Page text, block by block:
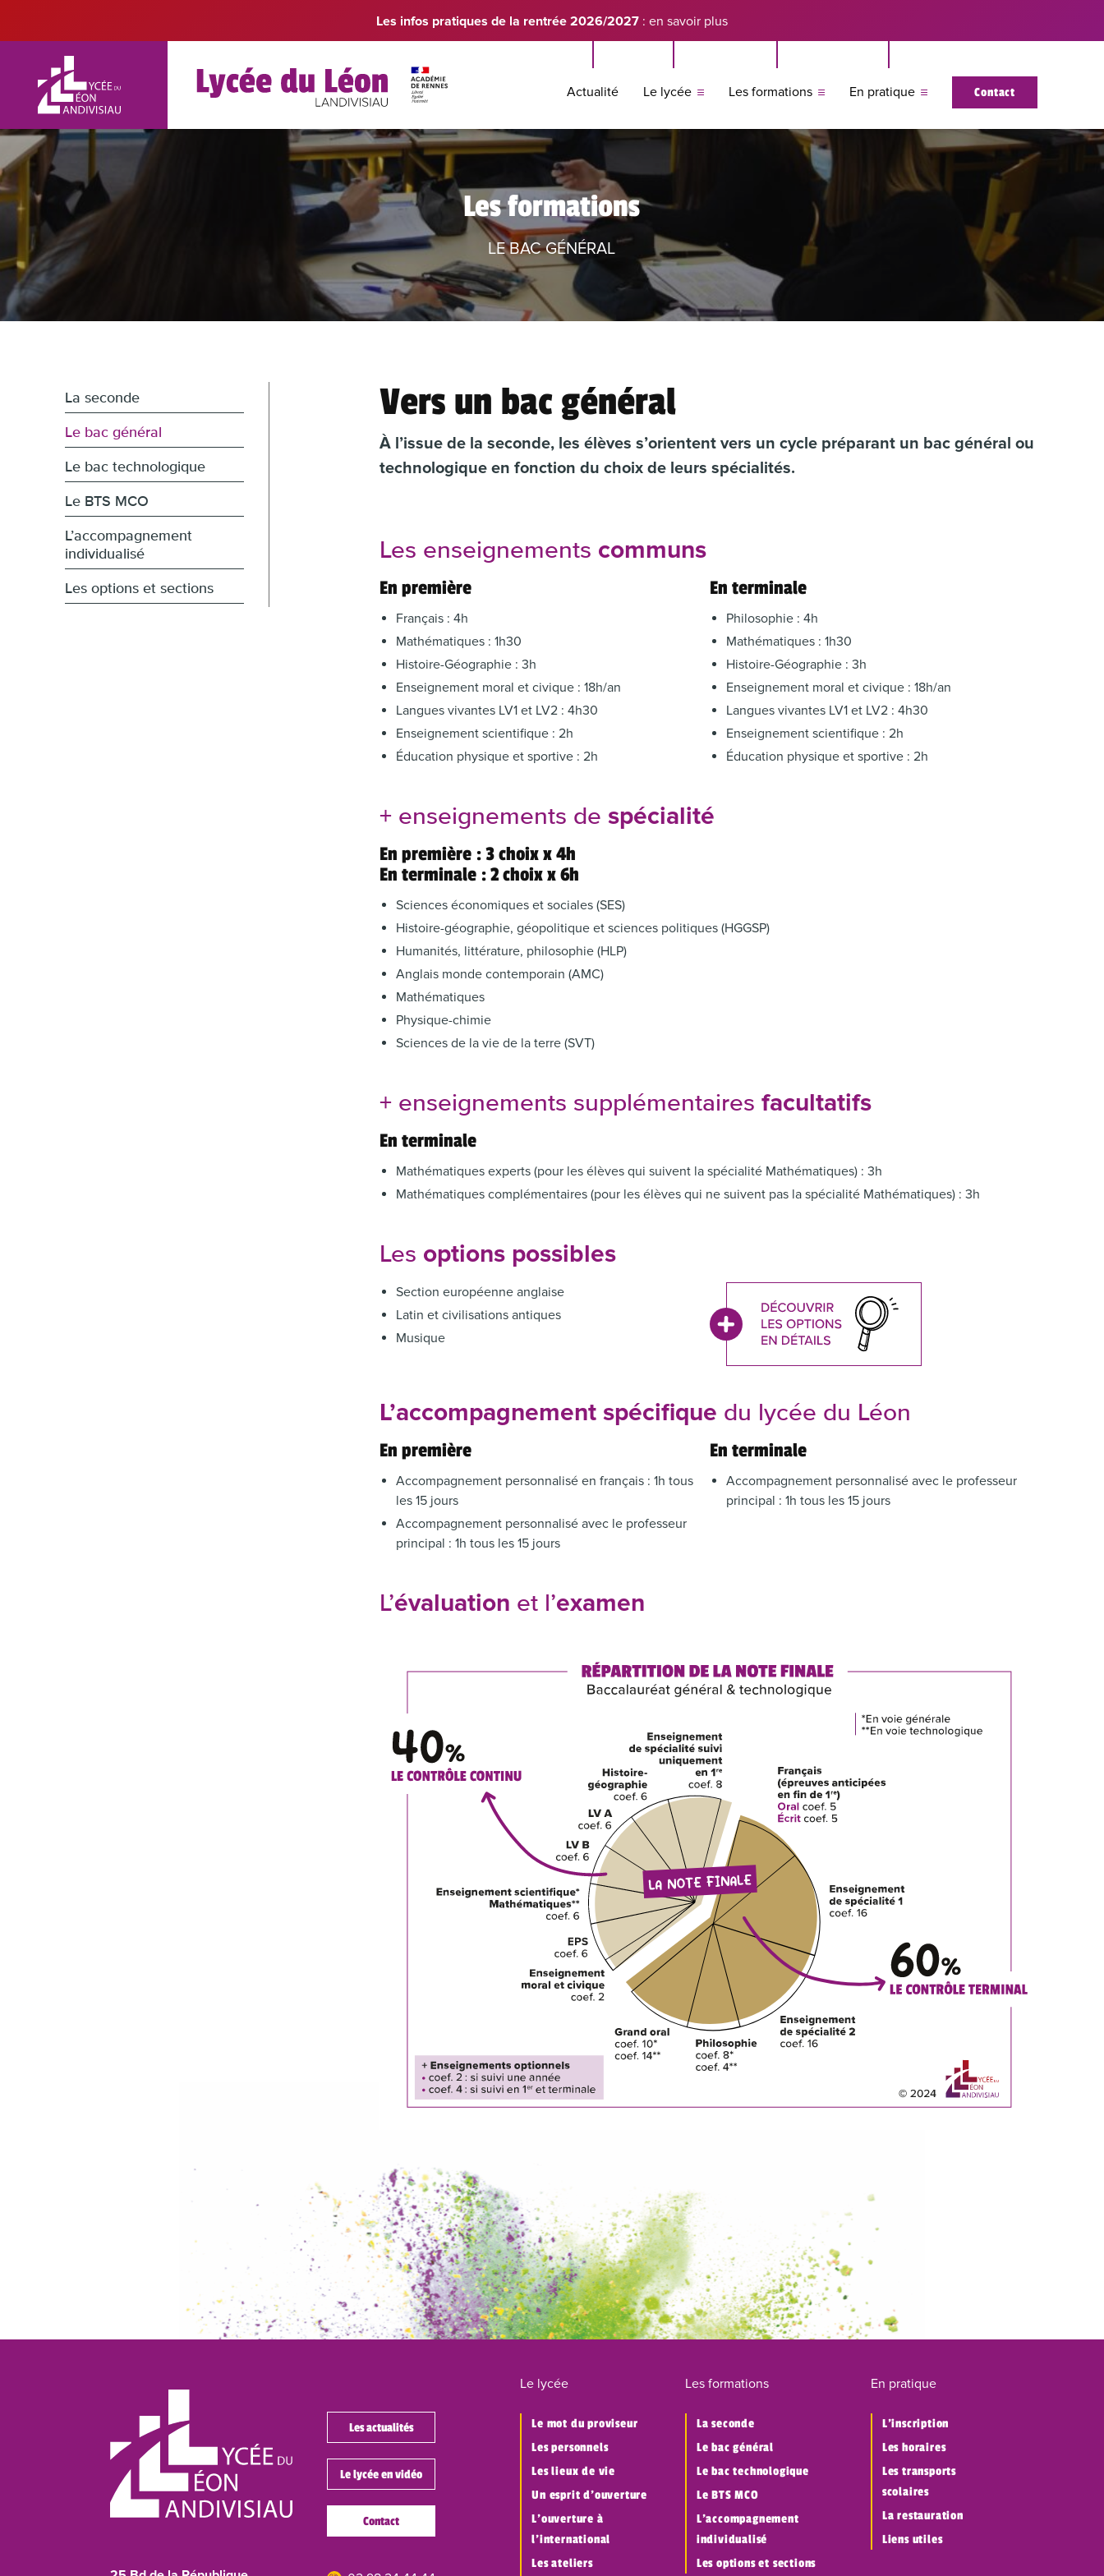
Les infos pratiques de la rentrée 2026/2027 : en savoir plus
Actualité Le lycée Les formations En pratique Contact
Les formations
LE BAC GÉNÉRAL
La seconde
Le bac général
Le bac technologique
Le BTS MCO
L’accompagnement
individualisé
Les options et sections
Vers un bac général
À l’issue de la seconde, les élèves s’orientent vers un cycle préparant un bac général ou
technologique en fonction du choix de leurs spécialités.
Les enseignements communs
En première
Français : 4h
Mathématiques : 1h30
Histoire-Géographie : 3h
Enseignement moral et civique : 18h/an
Langues vivantes LV1 et LV2 : 4h30
Enseignement scientifique : 2h
Éducation physique et sportive : 2h
En terminale
Philosophie : 4h
Mathématiques : 1h30
Histoire-Géographie : 3h
Enseignement moral et civique : 18h/an
Langues vivantes LV1 et LV2 : 4h30
Enseignement scientifique : 2h
Éducation physique et sportive : 2h
+ enseignements despécialité
En première : 3 choix x 4h
En terminale : 2 choix x 6h
Sciences économiques et sociales (SES)
Histoire-géographie, géopolitique et sciences politiques (HGGSP)
Humanités, littérature, philosophie (HLP)
Anglais monde contemporain (AMC)
Mathématiques
Physique-chimie
Sciences de la vie de la terre (SVT)
+ enseignements supplémentairesfacultatifs
En terminale
Mathématiques experts (pour les élèves qui suivent la spécialité Mathématiques) : 3h
Mathématiques complémentaires (pour les élèves qui ne suivent pas la spécialité Mathématiques) : 3h
Les options possibles
Section européenne anglaise
Latin et civilisations antiques
Musique
L’accompagnement spécifique du lycée du Léon
En première
Accompagnement personnalisé en français : 1h tous
les 15 jours
Accompagnement personnalisé avec le professeur
principal : 1h tous les 15 jours
En terminale
Accompagnement personnalisé avec le professeur
principal : 1h tous les 15 jours
L’évaluation et l’examen
Les actualités
Le lycée en vidéo
Contact
Le lycée
Le mot du proviseur
Les personnels
Les lieux de vie
Un esprit d’ouverture
L’ouverture à
l’international
Les ateliers
Les formations
La seconde
Le bac général
Le bac technologique
Le BTS MCO
L’accompagnement
individualisé
Les options et sections
En pratique
L’inscription
Les horaires
Les transports
scolaires
La restauration
Liens utiles